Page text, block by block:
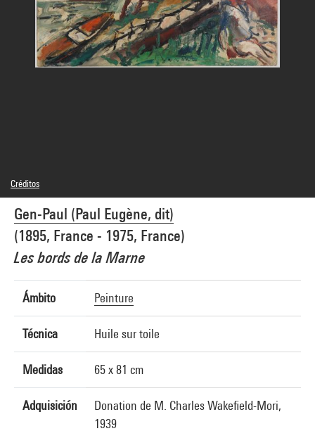
Gen-Paul (Paul Eugène, dit)
(1895, France - 1975, France)
Les bords de la Marne
Ámbito Peinture
Técnica Huile sur toile
Medidas 65 x 81 cm
Adquisición
Donation de M. Charles Wakefield-Mori,
1939
Créditos
© Adagp, Paris
Créditos fotográficos : Centre Pompidou, MNAM-CCI/Philippe Migeat/Dist.
GrandPalaisRmn
Referencia de la imagen : 4N81108
Difusión de la imagen :GrandPalaisRmnPhoto